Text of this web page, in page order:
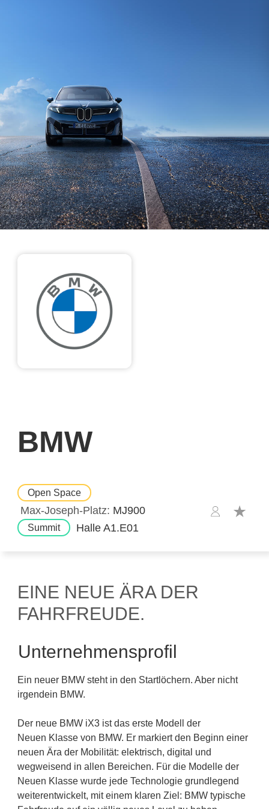
BMW
Open Space
Max-Joseph-Platz MJ900
Summit Halle A1.E01
EINE NEUE ÄRA DER
FAHRFREUDE.
Unternehmensprofil
Ein neuer BMW steht in den Startlöchern. Aber nicht
irgendein BMW.
Der neue BMW iX3 ist das erste Modell der
Neuen Klasse von BMW. Er markiert den Beginn einer
neuen Ära der Mobilität: elektrisch, digital und
wegweisend in allen Bereichen. Für die Modelle der
Neuen Klasse wurde jede Technologie grundlegend
weiterentwickelt, mit einem klaren Ziel: BMW typische